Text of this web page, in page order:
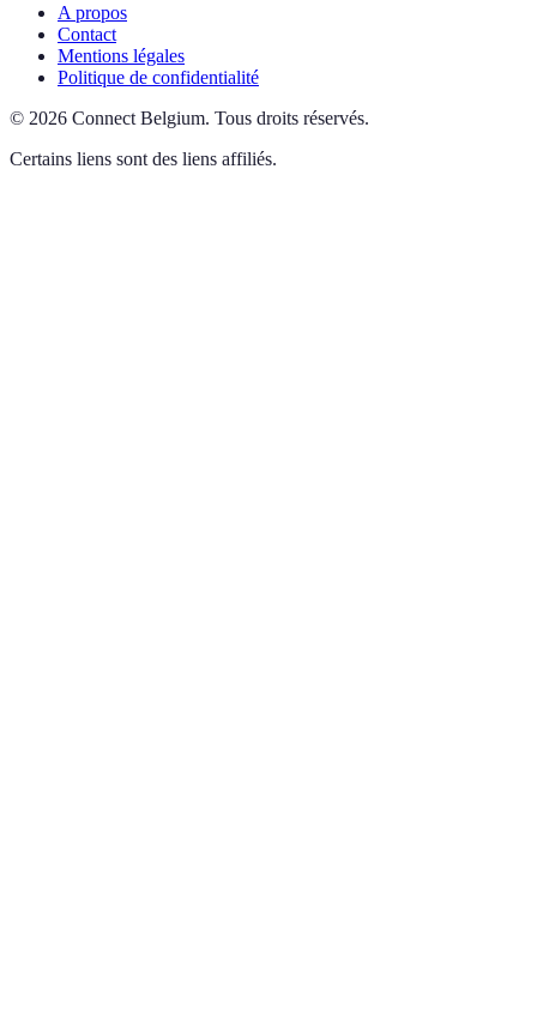
A propos
Contact
Mentions légales
Politique de confidentialité
© 2026 Connect Belgium. Tous droits réservés.
Certains liens sont des liens affiliés.